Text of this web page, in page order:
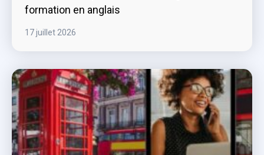
formation en anglais
17 juillet 2026